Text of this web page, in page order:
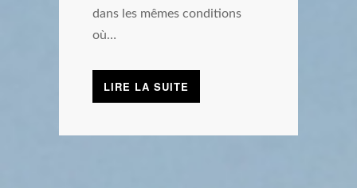
dans les mêmes conditions
où…
LIRE LA SUITE